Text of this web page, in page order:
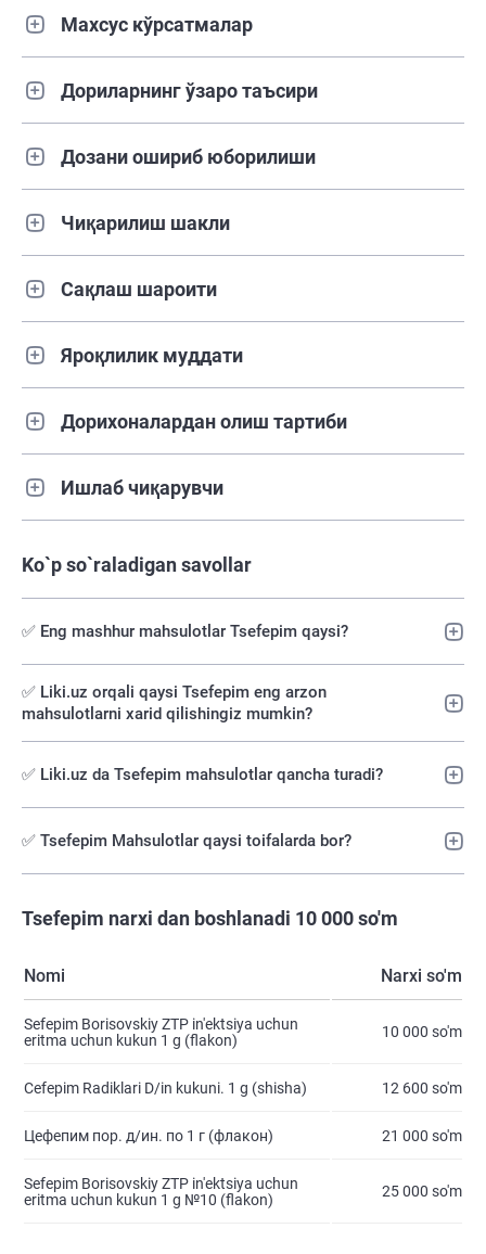
Махсус кўрсатмалар
Дориларнинг ўзаро таъсири
Дозани ошириб юборилиши
Чиқарилиш шакли
Сақлаш шароити
Яроқлилик муддати
Дорихоналардан олиш тартиби
Ишлаб чиқарувчи
Ko`p so`raladigan savollar
✅ Eng mashhur mahsulotlar Tsefepim qaysi?
✅️ Liki.uz orqali qaysi Tsefepim eng arzon
mahsulotlarni xarid qilishingiz mumkin?
✅ Liki.uz da Tsefepim mahsulotlar qancha turadi?
✅ Tsefepim Mahsulotlar qaysi toifalarda bor?
Tsefepim narxi dan boshlanadi 10 000 so'm
Nomi Narxi so'm
Sefepim Borisovskiy ZTP in'ektsiya uchun
eritma uchun kukun 1 g (flakon)
10 000 so'm
Cefepim Radiklari D/in kukuni. 1 g (shisha) 12 600 so'm
Цефепим пор. д/ин. по 1 г (флакон) 21 000 so'm
Sefepim Borisovskiy ZTP in'ektsiya uchun
eritma uchun kukun 1 g №10 (flakon)
25 000 so'm